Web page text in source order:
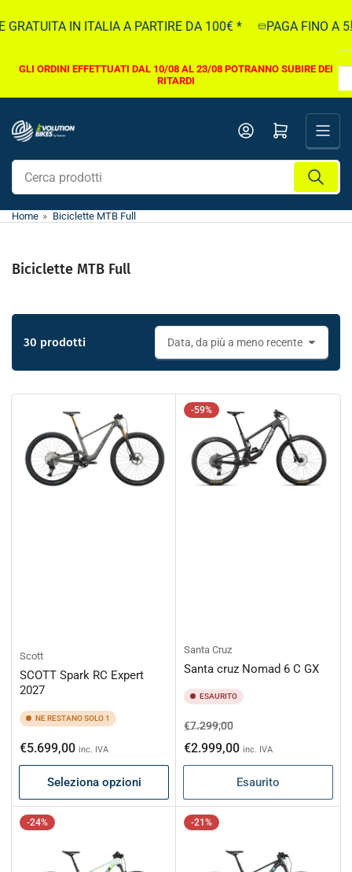
direttamente
contenuti
IN ITALIA A PARTIRE DA 100€ * PAGA FINO A
GLI ORDINI EFFETTUATI DAL 10/08 AL 23/08 POTRANNO SUBIRE DEI
RITARDI
Cerca
prodotti
Apri il mini carrello
Home » Biciclette MTB Full
Biciclette MTB Full
r
i
e
r
:
30 prodotti
Scott
SCOTT Spark RC Expert
2027
NE RESTANO SOLO 1
Prezzo
di
listino
€5.699,00 inc. IVA
Seleziona opzioni
-59%
Santa Cruz
Santa cruz Nomad 6 C GX
ESAURITO
Prezzo
di
listino
€7.299,00Prezzo
scontato
€2.999,00 inc. IVA
Esaurito
-24% -21%